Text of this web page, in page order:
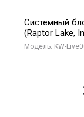
Системный
(Raptor Lake,
модуля)/ ASUS
Модель: KW-